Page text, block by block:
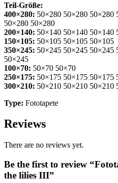
Teil-Größe:
400×280: 50×280 50×280 50×280
50×280 50×280
200×140: 50×140 50×140 50×140
150×105: 50×105 50×105 50×105
350×245: 50×245 50×245 50×245
50×245
100×70: 50×70 50×70
250×175: 50×175 50×175 50×175
300×210: 50×210 50×210 50×210
Type: Fototapete
Reviews
There are no reviews yet.
Be the first to review
the lilies III”